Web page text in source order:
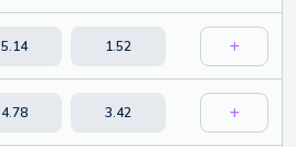
5.14 1.52
4.78 3.42